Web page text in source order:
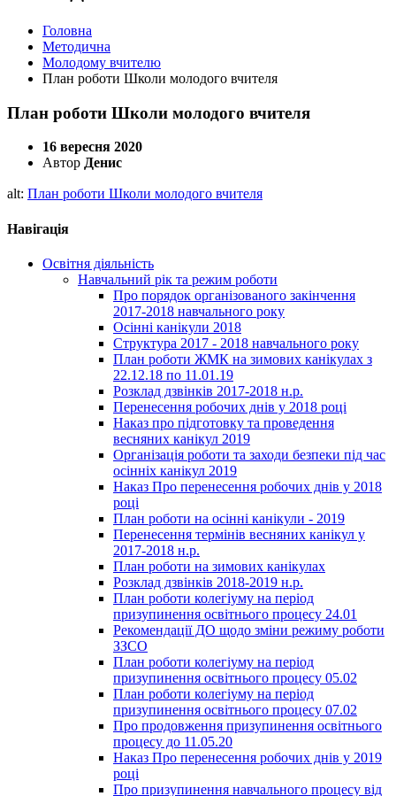
Головна
Методична
Молодому вчителю
План роботи Школи молодого вчителя
План роботи Школи молодого вчителя
16 вересня 2020
Автор Денис
alt: План роботи Школи молодого вчителя
Навігація
Освітня діяльність
Навчальний рік та режим роботи
Про порядок організованого закінчення
2017-2018 навчального року
Осінні канікули 2018
Структура 2017 - 2018 навчального року
План роботи ЖМК на зимових канікулах з
22.12.18 по 11.01.19
Розклад дзвінків 2017-2018 н.р.
Перенесення робочих днів у 2018 році
Наказ про підготовку та проведення
весняних канікул 2019
Організація роботи та заходи безпеки під час
осінніх канікул 2019
Наказ Про перенесення робочих днів у 2018
році
План роботи на осінні канікули - 2019
Перенесення термінів весняних канікул у
2017-2018 н.р.
План роботи на зимових канікулах
Розклад дзвінків 2018-2019 н.р.
План роботи колегіуму на період
призупинення освітнього процесу 24.01
Рекомендації ДО щодо зміни режиму роботи
ЗЗСО
План роботи колегіуму на період
призупинення освітнього процесу 05.02
План роботи колегіуму на період
призупинення освітнього процесу 07.02
Про продовження призупинення освітнього
процесу до 11.05.20
Наказ Про перенесення робочих днів у 2019
році
Про призупинення навчального процесу від